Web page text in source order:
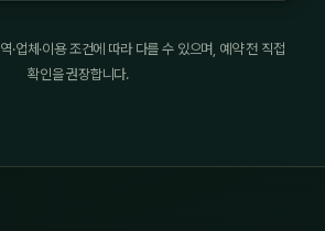
·업체·이용 조건에 따라 다를 수 있으며, 예약 전 직접
확인을 권장합니다.